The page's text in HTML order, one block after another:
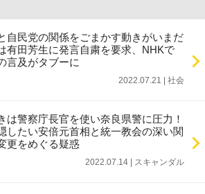
自民党の関係をごまかす動きがいまだ
有田芳生に発言自粛を要求、NHKで
言及がタブーに
2022.07.21 | 社会
は警察庁長官を使い奈良県警に圧力！
したい安倍元首相と統一教会の深い関
更をめぐる疑惑
2022.07.14 | スキャンダル